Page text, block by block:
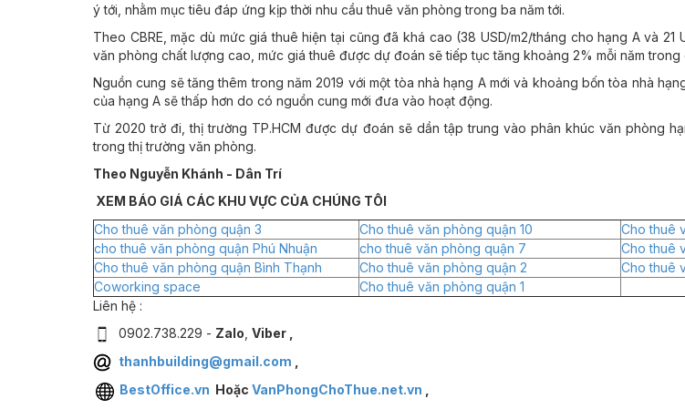
ý tới, nhằm mục tiêu đáp ứng kịp thời nhu cầu thuê văn phòng trong ba năm tới.
Theo CBRE, mặc dù mức giá thuê hiện tại cũng đã khá cao (38 USD/m2/tháng cho hạng A và
văn phòng chất lượng cao, mức giá thuê được dự đoán sẽ tiếp tục tăng khoảng 2% mỗi năm trong
Nguồn cung sẽ tăng thêm trong năm 2019 với một tòa nhà hạng A mới và khoảng bốn tòa nhà
của hạng A sẽ thấp hơn do có nguồn cung mới đưa vào hoạt động.
Từ 2020 trở đi, thị trường TP.HCM được dự đoán sẽ dần tập trung vào phân khúc văn phòng
trong thị trường văn phòng.
Theo Nguyễn Khánh - Dân Trí
XEM BÁO GIÁ CÁC KHU VỰC CỦA CHÚNG TÔI
Cho thuê văn phòng quận 3
Cho thuê văn phòng quận 10
Cho thuê
cho thuê văn phòng quận Phú Nhuận
cho thuê văn phòng quận 7
Cho thuê
Cho thuê văn phòng quận Bình Thạnh
Cho thuê văn phòng quận 2
Cho thuê
Coworking space
Cho thuê văn phòng quận 1
Liên hệ :
0902.738.229 - Zalo Viber ,
thanhbuilding@gmail.com
BestOffice.vn Hoặc VanPhongChoThue.net.vn